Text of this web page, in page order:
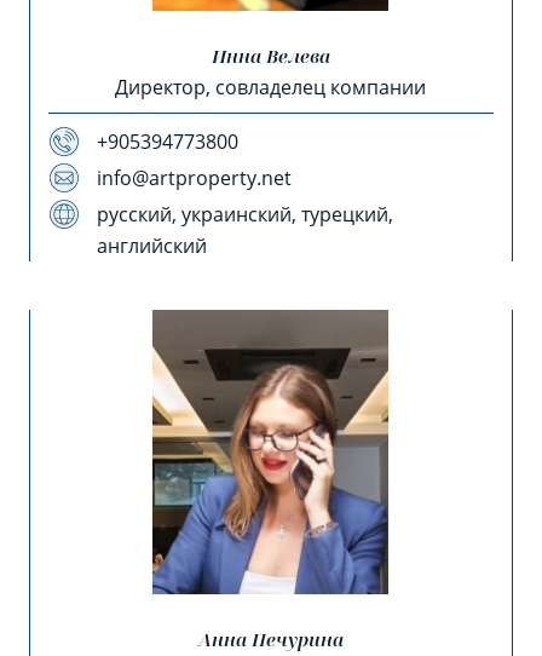
Инна Велева
Директор, совладелец компании
+905394773800
info@artproperty.net
русский, украинский, турецкий,
английский
Анна Печурина